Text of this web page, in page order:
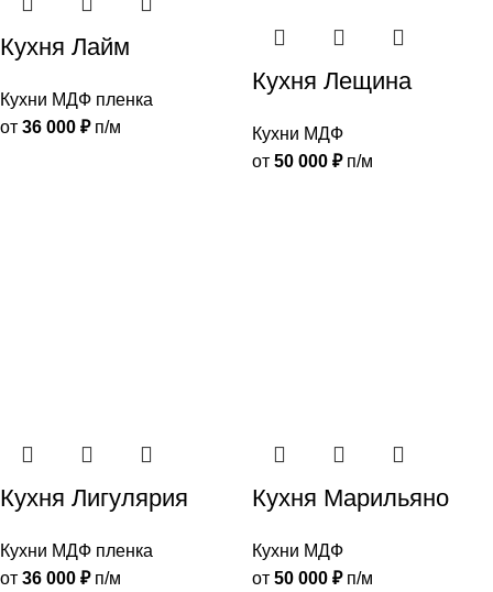
Кухня Лайм
Кухни МДФ пленка
от 36 000 ₽п/м
Кухня Лещина
Кухни МДФ
от 50 000 ₽п/м
Кухня Лигулярия
Кухни МДФ пленка
от 36 000 ₽п/м
Кухня Марильяно
Кухни МДФ
от 50 000 ₽п/м